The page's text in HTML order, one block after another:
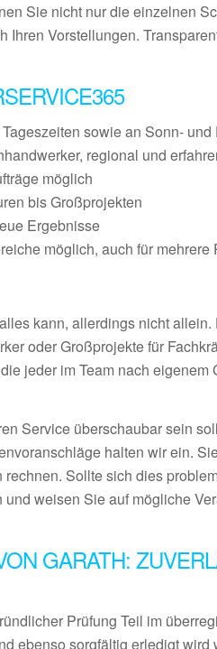
Sie nicht nur die einzelnen
Vorstellungen.
sowie an Sonn- und
regional und
möglich
bis Großprojekten
Ergebnisse
möglich, auch für
kann, allerdings nicht
oder Großprojekte für
jeder im Team nach eigenem
Service überschaubar sein
halten wir ein.
Sollte sich dies
weisen Sie auf mögliche
GARATH:
Prüfung Teil im
ebenso sorgfältig erledigt